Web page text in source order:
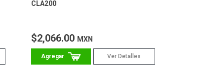
CLA200
$2,066.00 MXN
Ver Detalles